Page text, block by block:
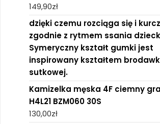
149,90zł
dzięki czemu rozciąga się i
zgodnie z rytmem ssania
Symeryczny kształt gumki jest
inspirowany kształtem
sutkowej.
Kamizelka męska 4F ciemny
H4L21 BZM060 30S
130,00zł